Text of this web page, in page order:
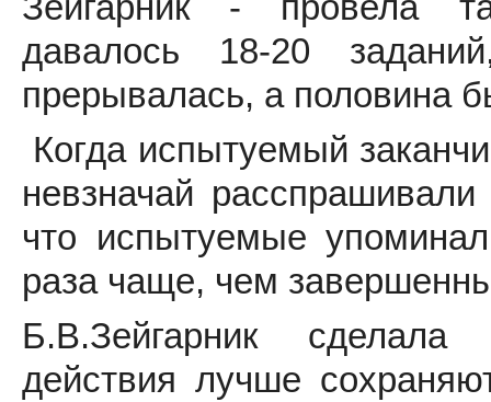
давалось 18-20
прерывалась, а половина
Когда испытуемый
невзначай
что испытуемые
раза чаще, чем
Б.В.Зейгарник
действия лучше